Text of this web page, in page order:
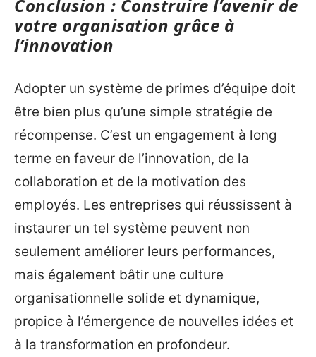
Conclusion : Construire l’avenir de
votre organisation grâce à
l’innovation
Adopter un système de primes d’équipe doit
être bien plus qu’une simple stratégie de
récompense. C’est un engagement à long
terme en faveur de l’innovation, de la
collaboration et de la motivation des
employés. Les entreprises qui réussissent à
instaurer un tel système peuvent non
seulement améliorer leurs performances,
mais également bâtir une culture
organisationnelle solide et dynamique,
propice à l’émergence de nouvelles idées et
à la transformation en profondeur.